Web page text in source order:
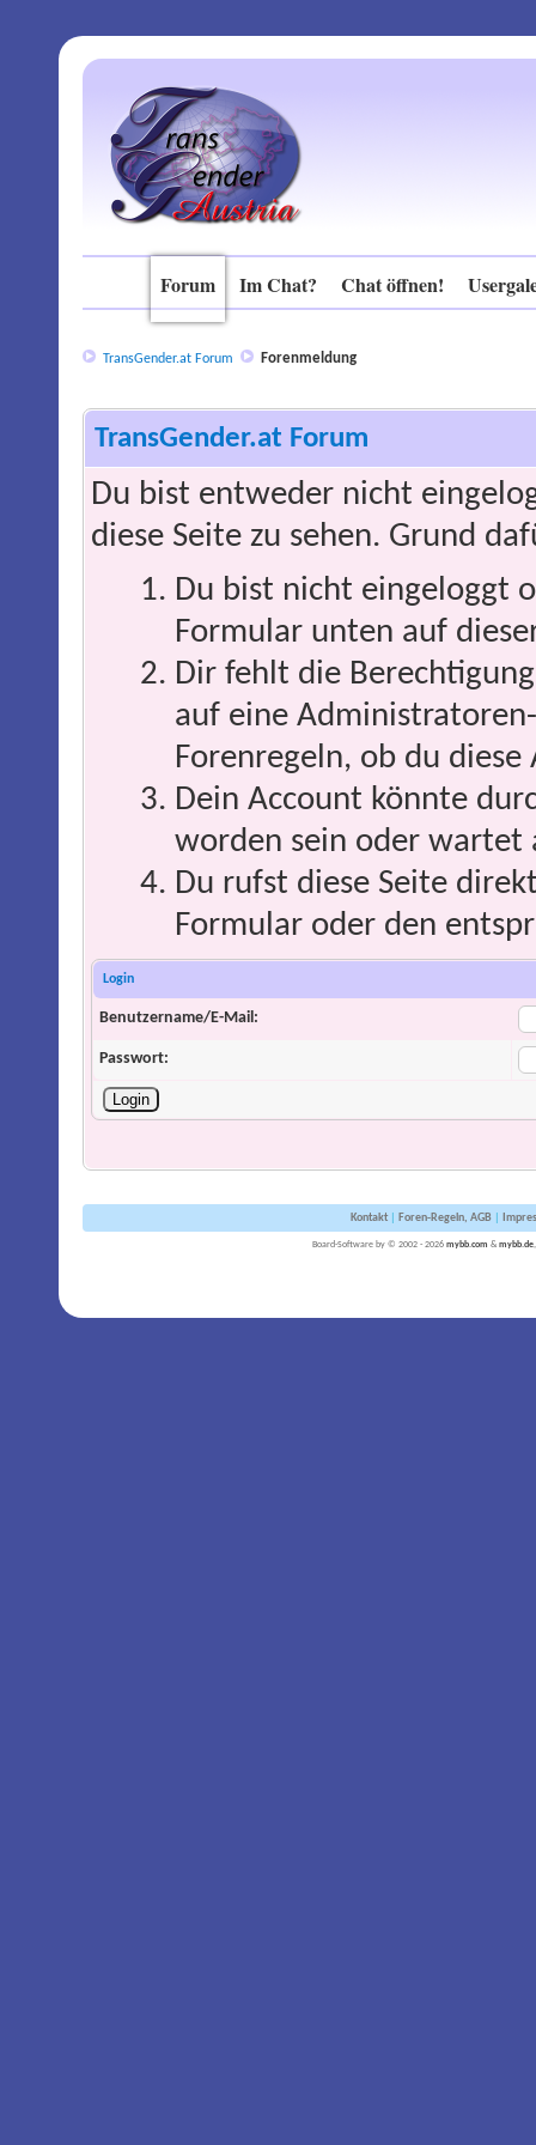
Forum Im Chat? Chat öffnen!
TransGender.at Forum Forenmeldung
TransGender.at Forum
Du bist entweder nicht
diese Seite zu sehen. Grund
Du bist nicht eingeloggt
Formular unten auf
Dir fehlt die
auf eine
Forenregeln, ob du
Dein Account könnte
worden sein oder wartet
Du rufst diese Seite
Formular oder den
Login
Benutzername/E-Mail:
Passwort:
Kontakt| Foren-Regeln, AGB|
Board-Software by © 2002 - 2026 mybb.com & mybb.de